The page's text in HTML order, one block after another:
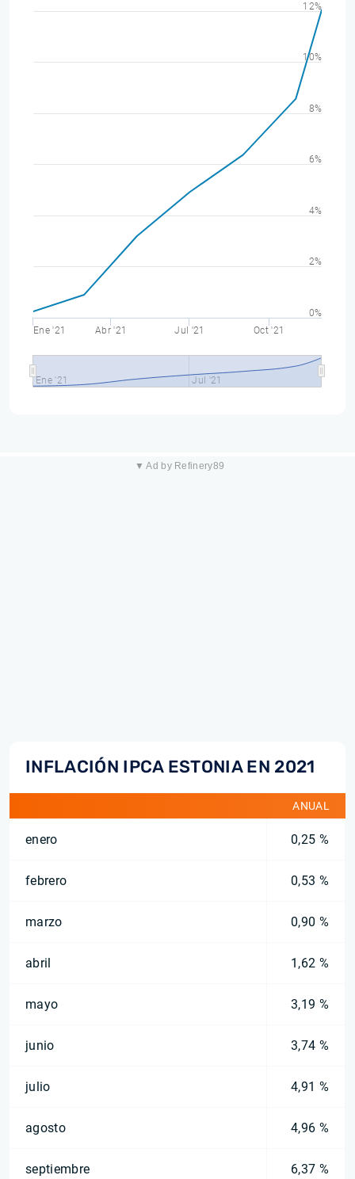
Ene '21 Abr '21 Jul '21 Oct '21
Ene '21 Jul '21
0%
2%
4%
6%
8%
10%
12%
▼ Ad by Refinery89
INFLACIÓN IPCA ESTONIA EN 2021
ANUAL
enero 0,25 %
febrero 0,53 %
marzo 0,90 %
abril 1,62 %
mayo 3,19 %
junio 3,74 %
julio 4,91 %
agosto 4,96 %
septiembre 6,37 %